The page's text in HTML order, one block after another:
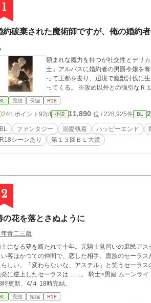
1
約破棄された魔術師ですが、俺の婚約
類まれな魔力を持つが社交性とデリ
士』アルバスに婚約者の男爵令嬢を
って王都を去り、辺境で魔獣討伐に
ってくる。 ※攻め以外との
完結 長編 R18
24h.ポイント 92pt 小説 11,890 位 / 228,925件 BL
BL ファンタジー 溺愛執着 ハッピーエンド
R18シーンあり
第１３回ＢＬ大賞
2
の花を落とさぬように
青二三歳
になる夢を断たれて十年。元騎士見習いの庶民ア
客はかつての仲間で、恋した相手、貴族のセーラ
しい。「変わらないな、アステル」と笑うセーラ
逆上したセーラスは……。 騎士×男娼 ムーンライトノベルズより転載。日間短編一位、日間総合二位をいただきました。 毎日
時更新、4/４ 18時完結。
完結 短編 R18